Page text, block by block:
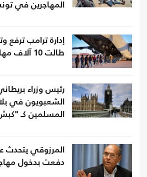
المهاجرين في
إدارة ترامب ترفع
طالت 10 آلاف مهاجر خلال 5 أيام
رئيس وزراء
الشعبويون في
المسلمين كـ
المرزوقي
دفعت بدخول